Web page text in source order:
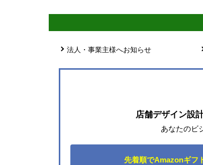
法人・事業主様へお知らせ
店舗デザイン設
あなたのビ
先着順でAmazonギフ